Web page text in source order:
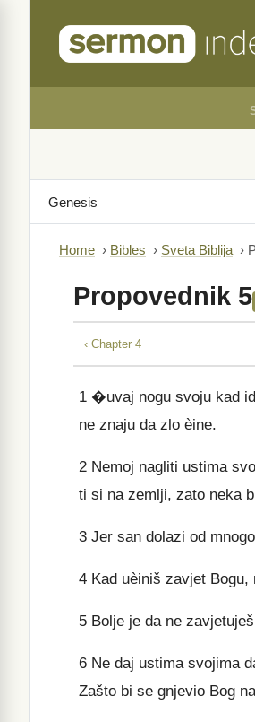
Home › Bibles › Sveta Biblija ›
Propovednik 5
‹ Chapter 4
1 �uvaj nogu svoju kad
ne znaju da zlo èine.
2 Nemoj nagliti ustima
ti si na zemlji, zato neka
3 Jer san dolazi od
4 Kad uèiniš zavjet
5 Bolje je da ne
6 Ne daj ustima svojima
Zašto bi se gnjevio Bog